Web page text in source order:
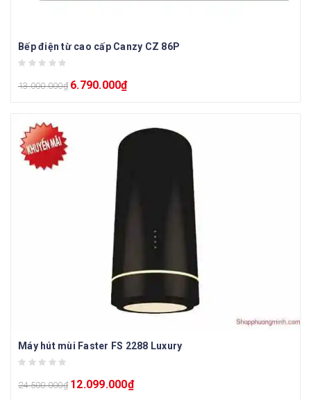
Bếp điện từ cao cấp Canzy CZ 86P
13.000.000₫ 6.790.000₫
Máy hút mùi Faster FS 2288 Luxury
24.500.000₫ 12.099.000₫